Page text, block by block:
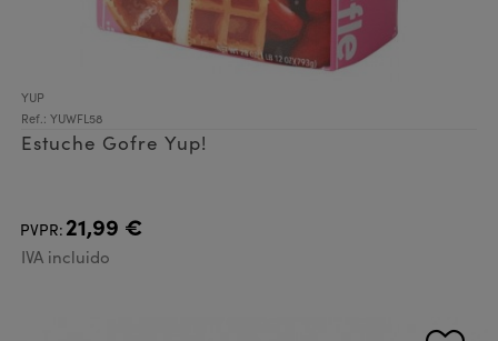
YUP
Ref.: YUWFL58
Estuche Gofre Yup!
PVPR: 21,99 €
IVA incluido